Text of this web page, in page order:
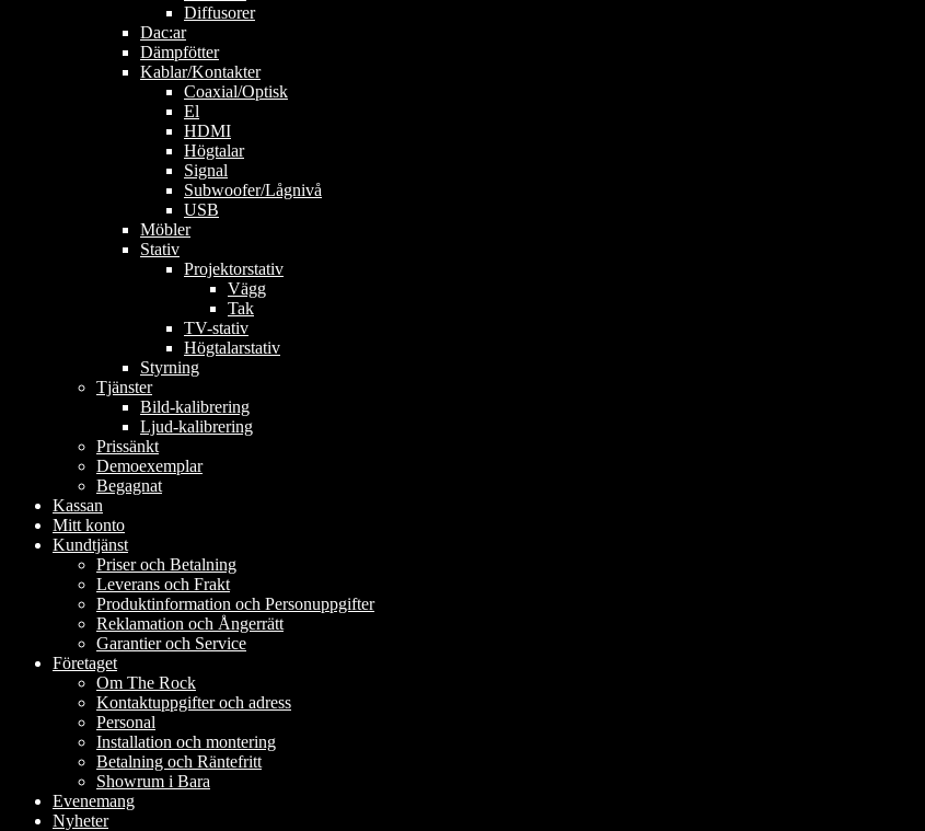
Diffusorer
Dac:ar
Dämpfötter
Kablar/Kontakter
Coaxial/Optisk
El
HDMI
Högtalar
Signal
Subwoofer/Lågnivå
USB
Möbler
Stativ
Projektorstativ
Vägg
Tak
TV-stativ
Högtalarstativ
Styrning
Tjänster
Bild-kalibrering
Ljud-kalibrering
Prissänkt
Demoexemplar
Begagnat
Kassan
Mitt konto
Kundtjänst
Priser och Betalning
Leverans och Frakt
Produktinformation och Personuppgifter
Reklamation och Ångerrätt
Garantier och Service
Företaget
Om The Rock
Kontaktuppgifter och adress
Personal
Installation och montering
Betalning och Räntefritt
Showrum i Bara
Evenemang
Nyheter